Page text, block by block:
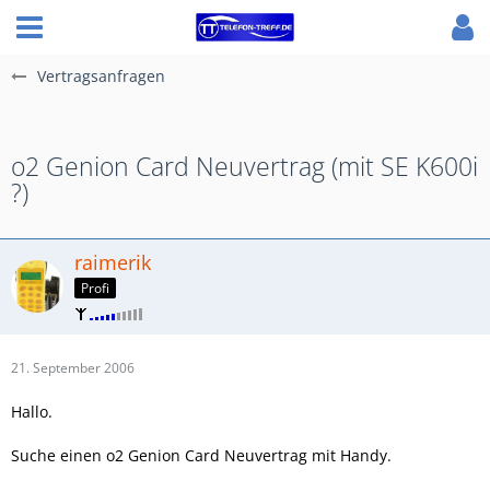
Vertragsanfragen
o2 Genion Card Neuvertrag (mit SE K600i
?)
raimerik
Profi
21. September 2006
Hallo.
Suche einen o2 Genion Card Neuvertrag mit Handy.